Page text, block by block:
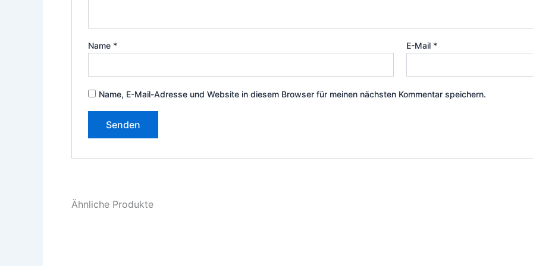
Name * E-Mail *
Name, E-Mail-Adresse und Website in diesem Browser für meinen nächsten Kommentar speichern.
Ähnliche Produkte